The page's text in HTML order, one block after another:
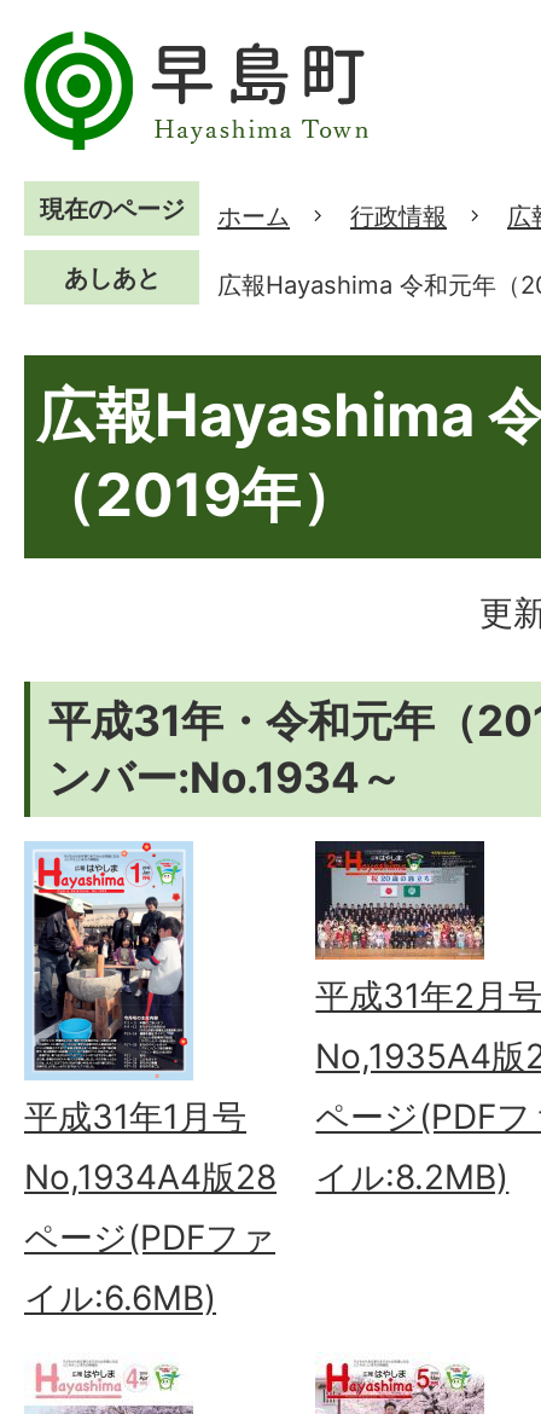
現在のページ ホーム 行政情報 広
あしあと 広報Hayashima 令和元年（
広報Hayashima
（2019年）
更
平成31年・令和元年（
ンバー:No.1934～
平成31年1月号
No,1934A4版28
ページ(PDFファ
イル:6.6MB)
平成31年2月
No,1935A4版
ページ(PDFフ
イル:8.2MB)